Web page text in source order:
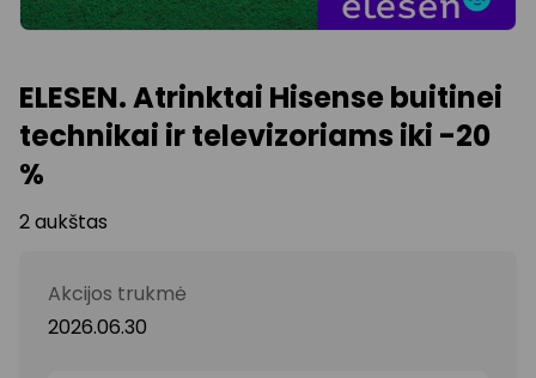
ELESEN. Atrinktai Hisense buitinei
technikai ir televizoriams iki -20
%
2 aukštas
Akcijos trukmė
2026.06.30